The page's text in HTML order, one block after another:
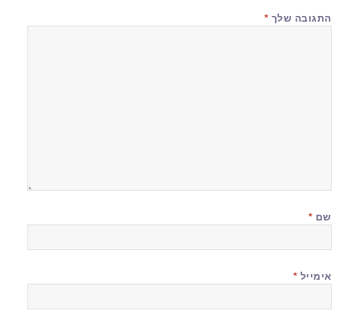
התגובה שלך *
שם *
אימייל *